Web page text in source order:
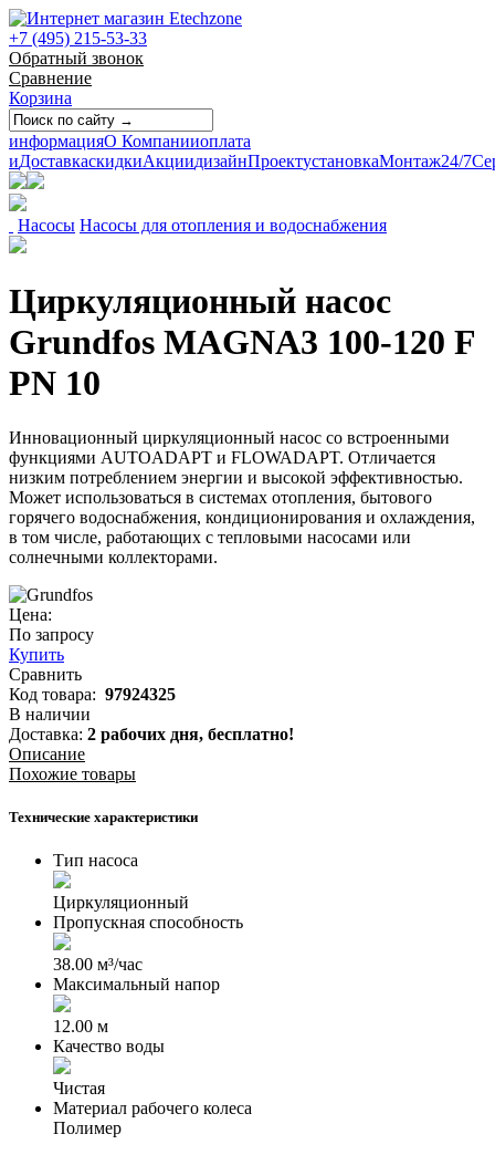
+7 (495) 215-53-33
Обратный звонок
Сравнение
Корзина
информацияО Компанииоплата
иДоставкаскидкиАкциидизайнПроектустановкаМонтаж24/7
Насосы Насосы для отопления и водоснабжения
Циркуляционный насос
Grundfos MAGNA3 100-120 F
PN 10
Инновационный циркуляционный насос со встроенными
функциями AUTOADAPT и FLOWADAPT. Отличается
низким потреблением энергии и высокой эффективностью.
Может использоваться в системах отопления, бытового
горячего водоснабжения, кондиционирования и охлаждения,
в том числе, работающих с тепловыми насосами или
солнечными коллекторами.
Цена:
По запросу
Купить
Сравнить
Код товара: 97924325
В наличии
Доставка: 2 рабочих дня, бесплатно!
Описание
Похожие товары
Технические характеристики
Тип насоса
Циркуляционный
Пропускная способность
38.00 м³/час
Максимальный напор
12.00 м
Качество воды
Чистая
Материал рабочего колеса
Полимер